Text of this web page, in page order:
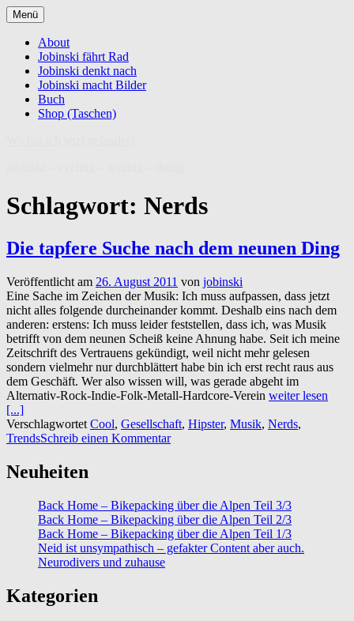
Zum
Inhalt
springen
Menü
About
Jobinski fährt Rad
Jobinski denkt nach
Jobinski macht Bilder
Buch
Shop (Taschen)
Schlagwort: Nerds
Die tapfere Suche nach dem neunen Ding
Veröffentlicht am 26. August 2011 von jobinski
Eine Sache im Zeichen der Musik: Ich muss aufpassen, dass jetzt
nicht alles folgende durcheinander kommt. Deshalb eins nach dem
anderen: erstens: Ich muss leider feststellen, dass ich, was Musik
betrifft von dem neunen Scheiß keine Ahnung habe. Seit ich meine
Zeitschrift des Vertrauens gekündigt, weil nicht mehr gelesen
sondern vielmehr nur durchblättert habe bin ich erst recht raus aus
dem Geschäft. Wer also wissen will, was gerade abgeht im
Alternativ-Rock-Indie-Folk-Metall-Hardcore-Verein weiter lesen
[...]
Verschlagwortet Cool, Gesellschaft, Hipster, Musik, Nerds,
TrendsSchreib einen Kommentar
Neuheiten
Back Home – Bikepacking über die Alpen Teil 3/3
Back Home – Bikepacking über die Alpen Teil 2/3
Back Home – Bikepacking über die Alpen Teil 1/3
Neid ist unsympathisch – gefakter Content aber auch.
Neurodivers und zuhause
Kategorien